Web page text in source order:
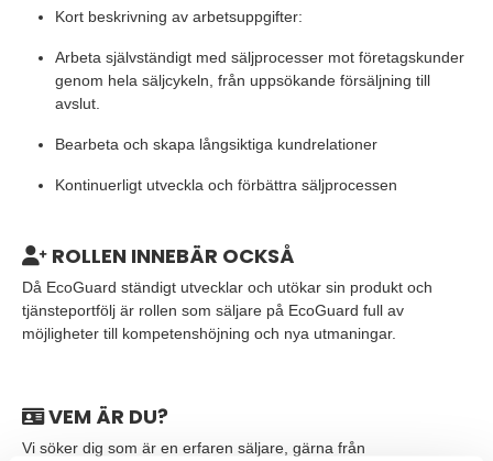
Kort beskrivning av arbetsuppgifter:
Arbeta självständigt med säljprocesser mot företagskunder
genom hela säljcykeln, från uppsökande försäljning till
avslut.
Bearbeta och skapa långsiktiga kundrelationer
Kontinuerligt utveckla och förbättra säljprocessen
ROLLEN INNEBÄR OCKSÅ
Då EcoGuard ständigt utvecklar och utökar sin produkt och
tjänsteportfölj är rollen som säljare på EcoGuard full av
möjligheter till kompetenshöjning och nya utmaningar.
VEM ÄR DU?
Vi söker dig som är en erfaren säljare, gärna från